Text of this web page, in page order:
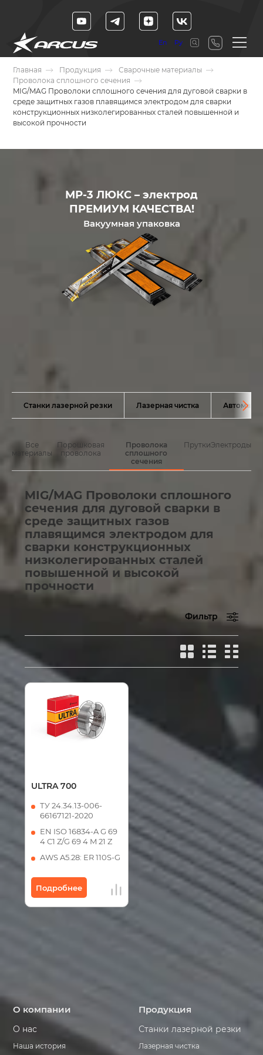
En Ру
Главная Продукция
Сварочные материалы
Проволока сплошного сечения
MIG/MAG Проволоки сплошного сечения для дуговой сварки в
среде защитных газов плавящимся электродом для сварки
конструкционных низколегированных сталей повышенной и
высокой прочности
МР-3 ЛЮКС – электрод
ПРЕМИУМ КАЧЕСТВА!
Вакуумная упаковка
Станки лазерной резки Лазерная чистка
Все
материалы
Порошковая
проволока
Проволока
сплошного
сечения
ПруткиЭлектроды
MIG/MAG Проволоки сплошного
сечения для дуговой сварки в
среде защитных газов
плавящимся электродом для
сварки конструкционных
низколегированных сталей
повышенной и высокой
прочности
Фильтр
ULTRA 700
ТУ 24.34.13-006-
66167121-2020
EN ISO 16834-A G 69
4 C1 Z/G 69 4 M 21 Z
AWS A5.28: ER 110S-G
Подробнее
О компании
О нас
Наша история
Продукция
Станки лазерной резки
Лазерная чистка